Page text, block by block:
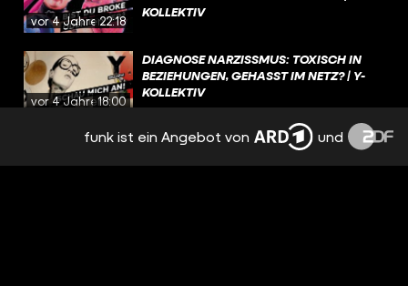
vor 4 Jahren22:18
KOLLEKTIV
vor 4 Jahren18:00
DIAGNOSE NARZISSMUS: TOXISCH IN
BEZIEHUNGEN, GEHASST IM NETZ? | Y-
KOLLEKTIV
SALAFISTISCHE INFLUENCER AUF
TIKTOK: „WIR VERTRETEN DEN RICHTIGEN
funk ist ein Angebot von und